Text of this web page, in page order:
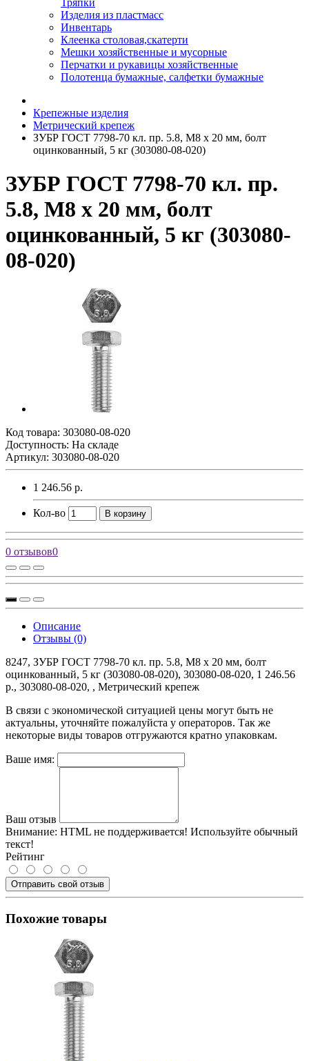
Тряпки
Изделия из пластмасс
Инвентарь
Клеенка столовая,скатерти
Мешки хозяйственные и мусорные
Перчатки и рукавицы хозяйственные
Полотенца бумажные, салфетки бумажные
Крепежные изделия
Метрический крепеж
ЗУБР ГОСТ 7798-70 кл. пр. 5.8, M8 x 20 мм, болт
оцинкованный, 5 кг (303080-08-020)
ЗУБР ГОСТ 7798-70 кл. пр.
5.8, M8 x 20 мм, болт
оцинкованный, 5 кг (303080-
08-020)
Код товара: 303080-08-020
Доступность: На складе
Артикул: 303080-08-020
1 246.56 р.
Кол-во В корзину
0 отзывов0
Описание
Отзывы (0)
8247, ЗУБР ГОСТ 7798-70 кл. пр. 5.8, M8 x 20 мм, болт
оцинкованный, 5 кг (303080-08-020), 303080-08-020, 1 246.56
р., 303080-08-020, , Метрический крепеж
В связи с экономической ситуацией цены могут быть не
актуальны, уточняйте пожалуйста у операторов. Так же
некоторые виды товаров отгружаются кратно упаковкам.
Ваше имя:
Ваш отзыв
Внимание: HTML не поддерживается! Используйте обычный
текст!
Рейтинг
Отправить свой отзыв
Похожие товары